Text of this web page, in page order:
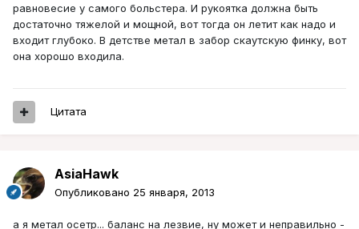
равновесие у самого больстера. И рукоятка должна быть
достаточно тяжелой и мощной, вот тогда он летит как надо и
входит глубоко. В детстве метал в забор скаутскую финку, вот
она хорошо входила.
Цитата
AsiaHawk
Опубликовано 25 января, 2013
а я метал осетр... баланс на лезвие, ну может и неправильно -